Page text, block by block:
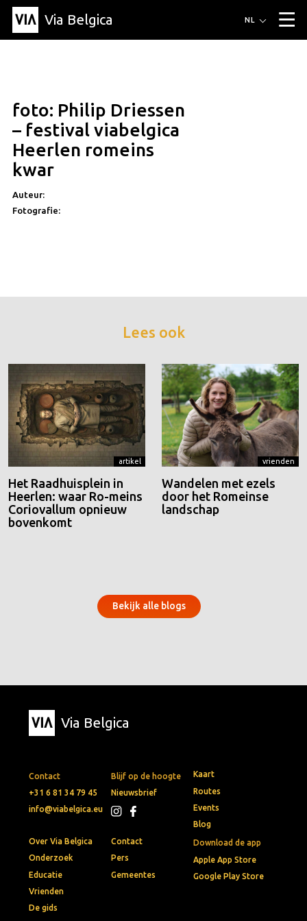
Via Belgica ▼
Artikel
Educatie
Recept
Vrienden
Over Via Belgica
Over Via Belgica
Onderzoek
Educatie
Vrienden
De gids
Organisatie
NL
foto: Philip Driessen
– festival viabelgica
Heerlen romeins
kwar
Auteur:
Fotografie:
Lees ook
artikel
Het Raadhuisplein in
Heerlen: waar Ro-meins
Coriovallum opnieuw
bovenkomt
vrienden
Wandelen met ezels
door het Romeinse
landschap
Bekijk alle blogs
Via Belgica
Contact
+31 6 81 34 79 45
info@viabelgica.eu
Blijf op de hoogte
Nieuwsbrief
Download de app
Apple App Store
Google Play Store
Kaart
Routes
Events
Blog
Over Via Belgica
Onderzoek
Educatie
Vrienden
De gids
Contact
Pers
Gemeentes